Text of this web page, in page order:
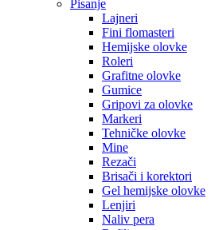
Pisanje
Lajneri
Fini flomasteri
Hemijske olovke
Roleri
Grafitne olovke
Gumice
Gripovi za olovke
Markeri
Tehničke olovke
Mine
Rezači
Brisači i korektori
Gel hemijske olovke
Lenjiri
Naliv pera